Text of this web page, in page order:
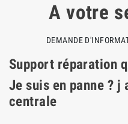
A votre
DEMANDE
Support réparation
Je suis en panne ? j
centrale